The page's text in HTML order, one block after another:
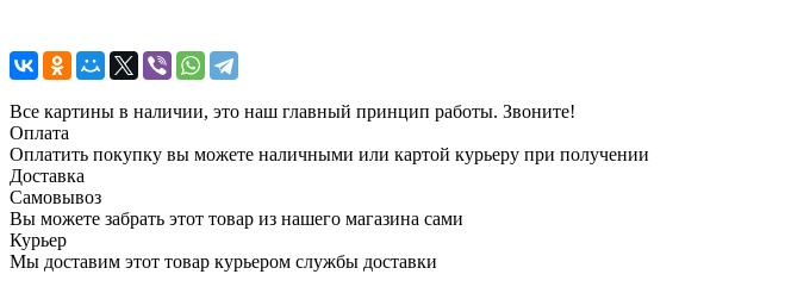
Все картины в наличии, это наш главный принцип работы. Звоните!
Оплата
Оплатить покупку вы можете наличными или картой курьеру при получении
Доставка
Самовывоз
Вы можете забрать этот товар из нашего магазина сами
Курьер
Мы доставим этот товар курьером службы доставки